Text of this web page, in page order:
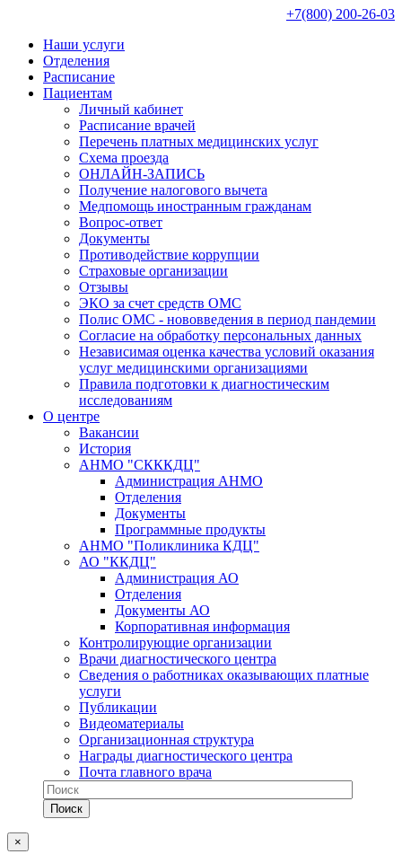
+7(800) 200-26-03
Наши услуги
Отделения
Расписание
Пациентам
Личный кабинет
Расписание врачей
Перечень платных медицинских услуг
Схема проезда
ОНЛАЙН-ЗАПИСЬ
Получение налогового вычета
Медпомощь иностранным гражданам
Вопрос-ответ
Документы
Противодействие коррупции
Страховые организации
Отзывы
ЭКО за счет средств ОМС
Полис ОМС - нововведения в период пандемии
Согласие на обработку персональных данных
Независимая оценка качества условий оказания
услуг медицинскими организациями
Правила подготовки к диагностическим
исследованиям
О центре
Вакансии
История
АНМО "СКККДЦ"
Администрация АНМО
Отделения
Документы
Программные продукты
АНМО "Поликлиника КДЦ"
АО "ККДЦ"
Администрация АО
Отделения
Документы АО
Корпоративная информация
Контролирующие организации
Врачи диагностического центра
Сведения о работниках оказывающих платные
услуги
Публикации
Видеоматериалы
Организационная структура
Награды диагностического центра
Почта главного врача
×